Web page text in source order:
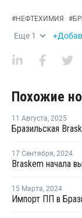
#НЕФТЕХИМИЯ #
Еще 1
Похожие
11 Августа, 2025
17 Сентября, 2024
Braskem начала
15 Марта, 2024
Импорт ПП в